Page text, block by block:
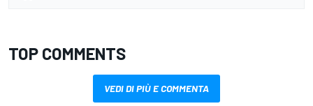
TOP COMMENTS
VEDI DI PIÙ E COMMENTA